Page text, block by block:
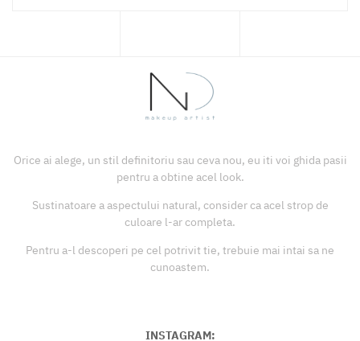
Orice ai alege, un stil definitoriu sau ceva nou, eu iti voi ghida pasii
pentru a obtine acel look.
Sustinatoare a aspectului natural, consider ca acel strop de
culoare l-ar completa.
Pentru a-l descoperi pe cel potrivit tie, trebuie mai intai sa ne
cunoastem.
INSTAGRAM: